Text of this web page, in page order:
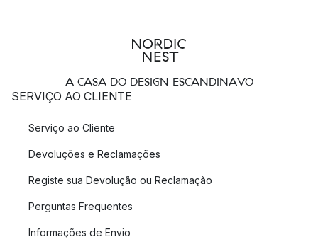
A CASA DO DESIGN ESCANDINAVO
SERVIÇO AO CLIENTE
Serviço ao Cliente
Devoluções e Reclamações
Registe sua Devolução ou Reclamação
Perguntas Frequentes
Informações de Envio